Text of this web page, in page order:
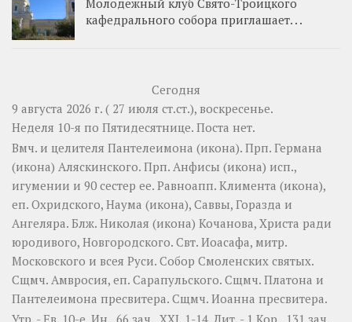
Молодежный клуб Свято-Троицкого
кафедрального собора приглашает. . .
Сегодня
9 августа 2026 г. ( 27 июля ст.ст.), воскресенье.
Неделя 10-я по Пятидесятнице. Поста нет.
Вмч. и целителя Пантелеимона (икона). Прп. Германа
(икона) Аляскинского. Прп. Анфисы (икона) исп.,
игумении и 90 сестер ее. Равноапп. Климента (икона),
еп. Охридского, Наума (икона), Саввы, Горазда и
Ангеляра. Блж. Николая (икона) Кочанова, Христа ради
юродивого, Новгородского. Свт. Иоасафа, митр.
Московского и всея Руси. Собор Смоленских святых.
Сщмч. Амвросия, еп. Сарапульского. Сщмч. Платона и
Пантелеимона пресвитера. Сщмч. Иоанна пресвитера.